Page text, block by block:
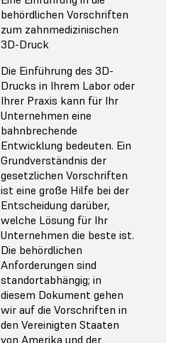
behördlichen Vorschriften
zum zahnmedizinischen
3D-Druck
Die Einführung des 3D-
Drucks in Ihrem Labor oder
Ihrer Praxis kann für Ihr
Unternehmen eine
bahnbrechende
Entwicklung bedeuten. Ein
Grundverständnis der
gesetzlichen Vorschriften
ist eine große Hilfe bei der
Entscheidung darüber,
welche Lösung für Ihr
Unternehmen die beste ist.
Die behördlichen
Anforderungen sind
standortabhängig; in
diesem Dokument gehen
wir auf die Vorschriften in
den Vereinigten Staaten
von Amerika und der